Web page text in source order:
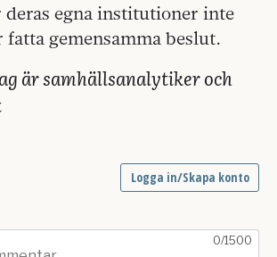
deras egna institutioner inte
gemensamma beslut.
är samhällsanalytiker och